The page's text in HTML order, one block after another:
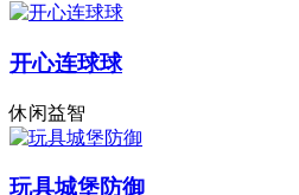
开心连球球
休闲益智
玩具城堡防御